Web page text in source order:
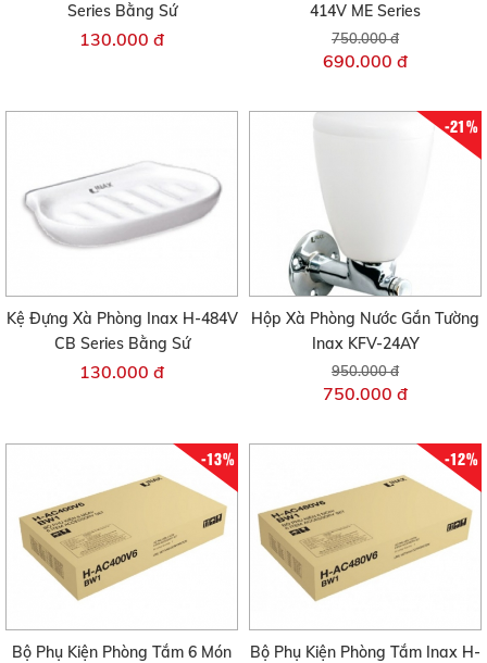
Series Bằng Sứ
130.000 đ
414V ME Series
750.000 đ
690.000 đ
Kệ Đựng Xà Phòng Inax H-484V
CB Series Bằng Sứ
130.000 đ
-21%
Hộp Xà Phòng Nước Gắn Tường
Inax KFV-24AY
950.000 đ
750.000 đ
-13%
Bộ Phụ Kiện Phòng Tắm 6 Món
-12%
Bộ Phụ Kiện Phòng Tắm Inax H-